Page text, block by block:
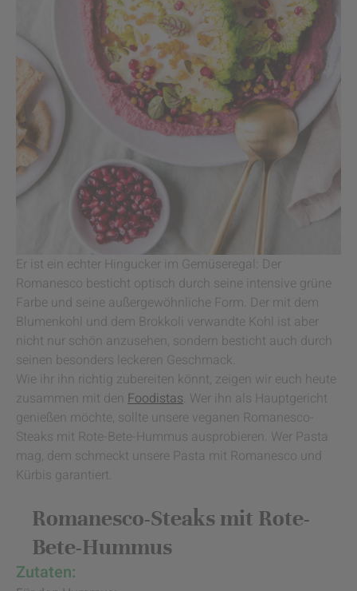
Er ist ein echter Hingucker im Gemüseregal: Der
Romanesco besticht optisch durch seine intensive grüne
Farbe und seine außergewöhnliche Form. Der mit dem
Blumenkohl und dem Brokkoli verwandte Kohl ist aber
nicht nur schön anzusehen, sondern besticht auch durch
seinen besonders leckeren Geschmack.
Wie ihr ihn richtig zubereiten könnt, zeigen wir euch heute
zusammen mit den Foodistas . Wer ihn als Hauptgericht
genießen möchte, sollte unsere veganen Romanesco-
Steaks mit Rote-Bete-Hummus ausprobieren. Wer Pasta
mag, dem schmeckt unsere Pasta mit Romanesco und
Kürbis garantiert.
Romanesco-Steaks mit Rote-
Bete-Hummus
Zutaten: